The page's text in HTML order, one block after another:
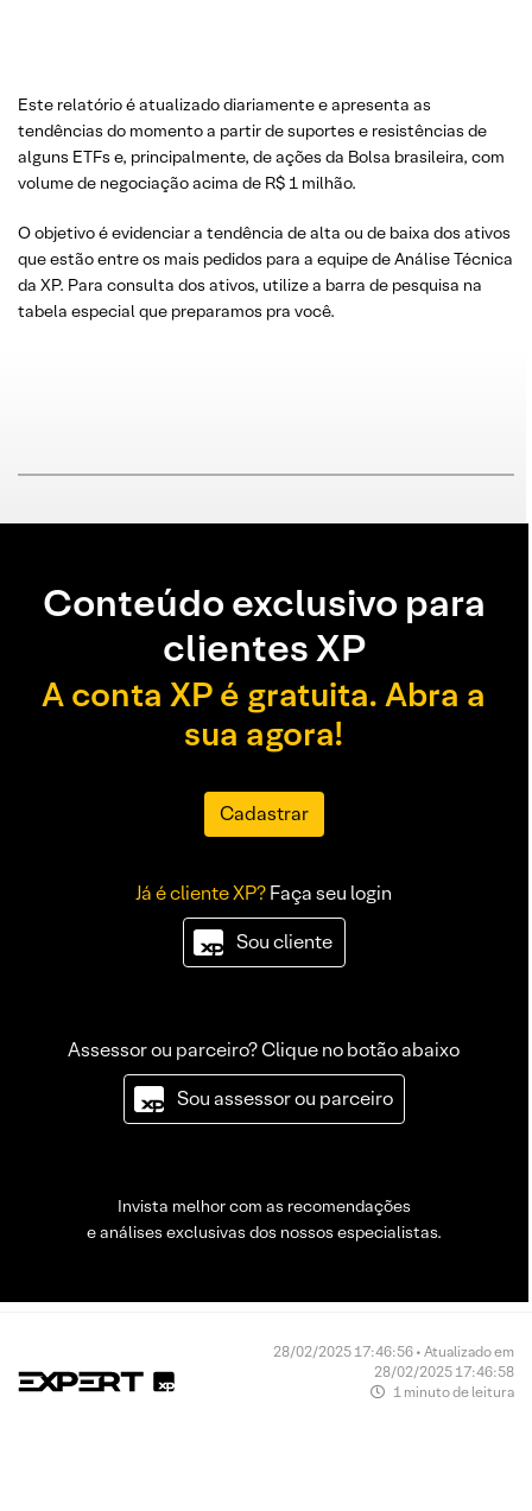
Este relatório é atualizado diariamente e apresenta as
tendências do momento a partir de suportes e resistências de
alguns ETFs e, principalmente, de ações da Bolsa brasileira, com
volume de negociação acima de R$ 1 milhão.
O objetivo é evidenciar a tendência de alta ou de baixa dos ativos
que estão entre os mais pedidos para a equipe de Análise Técnica
da XP. Para consulta dos ativos, utilize a barra de pesquisa na
tabela especial que preparamos pra você.
Conteúdo exclusivo para
clientes XP
A conta XP é gratuita. Abra a
sua agora!
Cadastrar
Já é cliente XP?Faça seu login
Sou cliente
Assessor ou parceiro? Clique no botão abaixo
Sou assessor ou parceiro
Invista melhor com as recomendações
e análises exclusivas dos nossos especialistas.
28/02/2025 17:46:56 • Atualizado em
28/02/2025 17:46:58
1 minuto de leitura